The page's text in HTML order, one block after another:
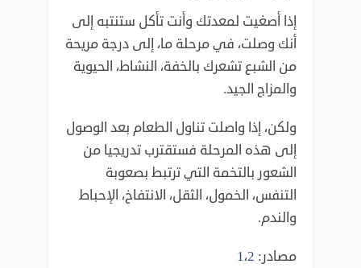
إذا أصغيت لمعدتك وأنت تأكل ستنتبه إلى
أنك وصلت، في مرحلة ما، إلى درجة مريحة
من الشبع تشعرك بالخفة، النشاط، الحيوية
والمزاج الجيد.
ولكن، إذا واصلت تناول الطعام بعد الوصول
إلى هذه المرحلة فستقترب تدريجيا من
الشعور بالتخمة التي ترتبط بصعوبة
التنفس، الخمول، الثقل، الانتفاخ، الإحباط
والندم.
مصادر:
1،2